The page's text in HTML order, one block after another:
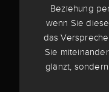
Beziehung
wenn Sie
das
Sie
glänzt,